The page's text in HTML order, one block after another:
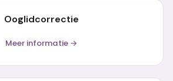
Ooglidcorrectie
Meer informatie →